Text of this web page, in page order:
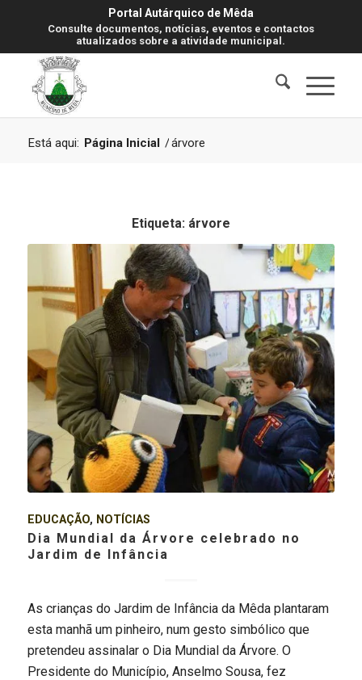
Portal Autárquico de Mêda
Consulte documentos, notícias, eventos e contactos
atualizados sobre a atividade municipal.
Está aqui: Página Inicial /árvore
Etiqueta: árvore
EDUCAÇÃO, NOTÍCIAS
Dia Mundial da Árvore celebrado no
Jardim de Infância
As crianças do Jardim de Infância da Mêda plantaram
esta manhã um pinheiro, num gesto simbólico que
pretendeu assinalar o Dia Mundial da Árvore. O
Presidente do Município, Anselmo Sousa, fez